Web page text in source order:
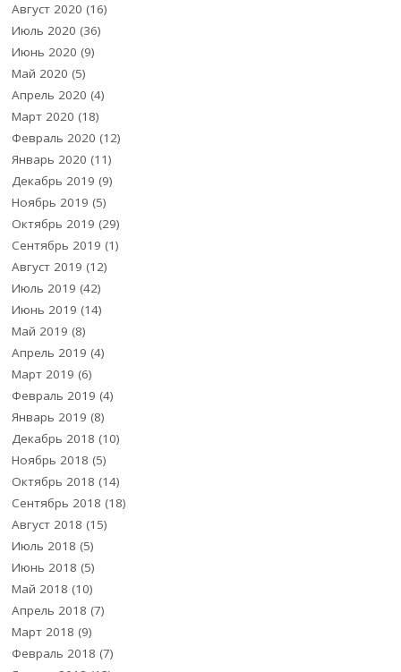
Август 2020 (16)
Июль 2020 (36)
Июнь 2020 (9)
Май 2020 (5)
Апрель 2020 (4)
Март 2020 (18)
Февраль 2020 (12)
Январь 2020 (11)
Декабрь 2019 (9)
Ноябрь 2019 (5)
Октябрь 2019 (29)
Сентябрь 2019 (1)
Август 2019 (12)
Июль 2019 (42)
Июнь 2019 (14)
Май 2019 (8)
Апрель 2019 (4)
Март 2019 (6)
Февраль 2019 (4)
Январь 2019 (8)
Декабрь 2018 (10)
Ноябрь 2018 (5)
Октябрь 2018 (14)
Сентябрь 2018 (18)
Август 2018 (15)
Июль 2018 (5)
Июнь 2018 (5)
Май 2018 (10)
Апрель 2018 (7)
Март 2018 (9)
Февраль 2018 (7)